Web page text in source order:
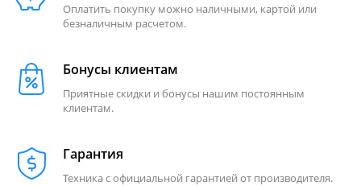
Оплатить покупку можно наличными, картой или
безналичным расчетом.
Бонусы клиентам
Приятные скидки и бонусы нашим постоянным
клиентам.
Гарантия
Техника с официальной гарантией от производителя.